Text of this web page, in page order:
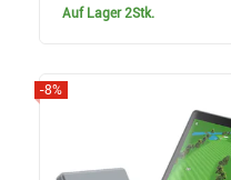
Auf Lager 2Stk.
-8%